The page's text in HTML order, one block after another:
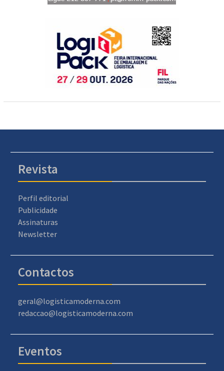
Revista
Perfil editorial
Publicidade
Assinaturas
Newsletter
Contactos
geral@logisticamoderna.com
redaccao@logisticamoderna.com
Eventos